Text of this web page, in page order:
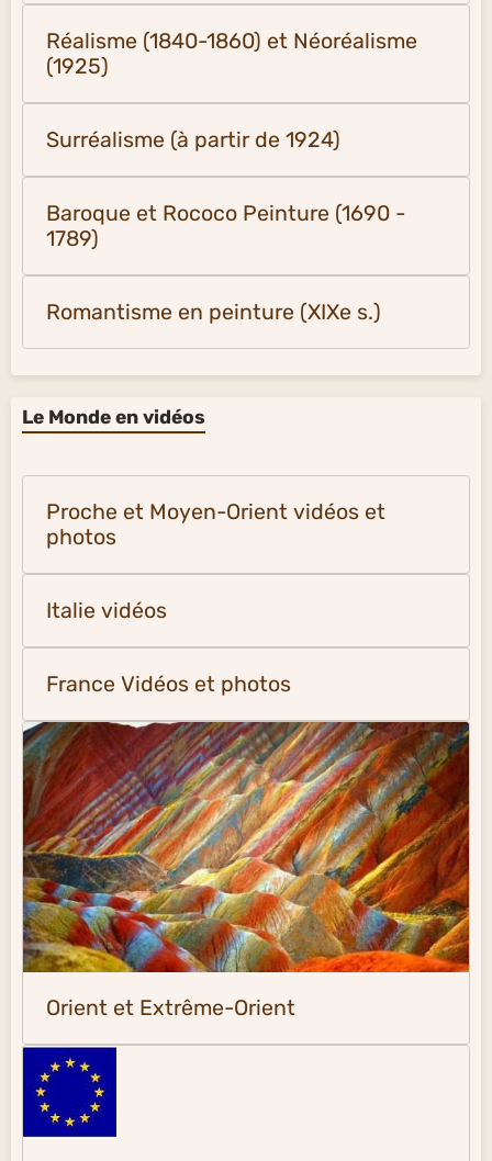
Réalisme (1840-1860) et Néoréalisme
(1925)
Surréalisme (à partir de 1924)
Baroque et Rococo Peinture (1690 -
1789)
Romantisme en peinture (XIXe s.)
Le Monde en vidéos
Proche et Moyen-Orient vidéos et
photos
Italie vidéos
France Vidéos et photos
Orient et Extrême-Orient